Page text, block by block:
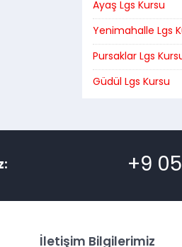
Ayaş Lgs Kursu
Yenimahalle Lgs
Pursaklar Lgs
Güdül Lgs Kursu
+9
İletişim Bilgilerimiz